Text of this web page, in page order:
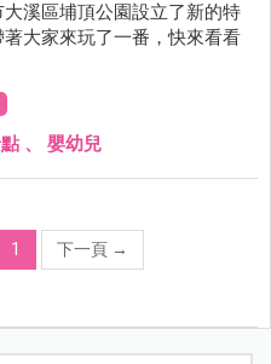
溪區埔頂公園設立了新的特
大家來玩了一番，快來看看
、 嬰幼兒
1 下一頁 →